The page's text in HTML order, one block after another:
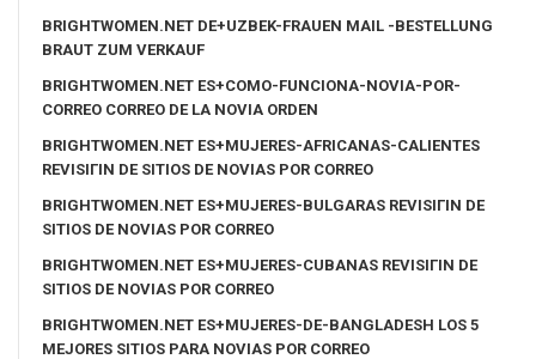
BRIGHTWOMEN.NET DE+UZBEK-FRAUEN MAIL -BESTELLUNG
BRAUT ZUM VERKAUF
BRIGHTWOMEN.NET ES+COMO-FUNCIONA-NOVIA-POR-
CORREO CORREO DE LA NOVIA ORDEN
BRIGHTWOMEN.NET ES+MUJERES-AFRICANAS-CALIENTES
REVISIГІN DE SITIOS DE NOVIAS POR CORREO
BRIGHTWOMEN.NET ES+MUJERES-BULGARAS REVISIГІN DE
SITIOS DE NOVIAS POR CORREO
BRIGHTWOMEN.NET ES+MUJERES-CUBANAS REVISIГІN DE
SITIOS DE NOVIAS POR CORREO
BRIGHTWOMEN.NET ES+MUJERES-DE-BANGLADESH LOS 5
MEJORES SITIOS PARA NOVIAS POR CORREO